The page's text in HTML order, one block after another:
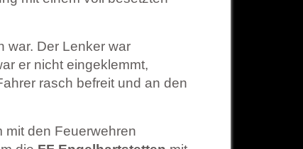
war. Der Lenker war
er nicht eingeklemmt,
rasch befreit und an den
mit den Feuerwehren